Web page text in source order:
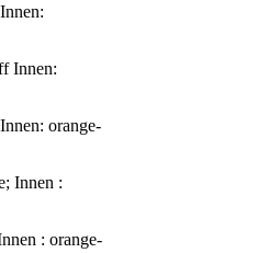
orange-
: orange-